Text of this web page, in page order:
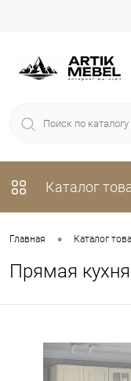
Каталог
Главная • Каталог
Прямая